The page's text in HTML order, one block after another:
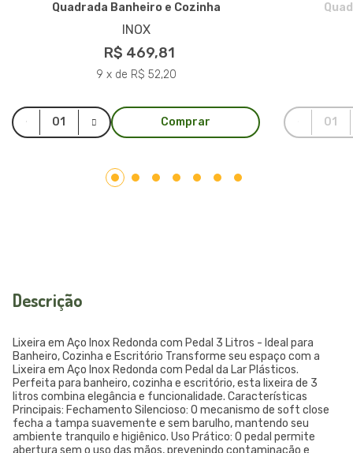
Quadrada Banheiro e Cozinha
INOX
R$ 469,81
9 x de R$ 52,20
Comprar
Descrição
Lixeira em Aço Inox Redonda com Pedal 3 Litros - Ideal para
Banheiro, Cozinha e Escritório Transforme seu espaço com a
Lixeira em Aço Inox Redonda com Pedal da Lar Plásticos.
Perfeita para banheiro, cozinha e escritório, esta lixeira de 3
litros combina elegância e funcionalidade. Características
Principais: Fechamento Silencioso: O mecanismo de soft close
fecha a tampa suavemente e sem barulho, mantendo seu
ambiente tranquilo e higiênico. Uso Prático: O pedal permite
abertura sem o uso das mãos, prevenindo contaminação e